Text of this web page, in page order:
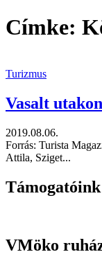
Címke:
Turizmus
Vasalt
2019.08.06.
Forrás: Turista
Attila, Sziget...
Támogatóink
VMöko